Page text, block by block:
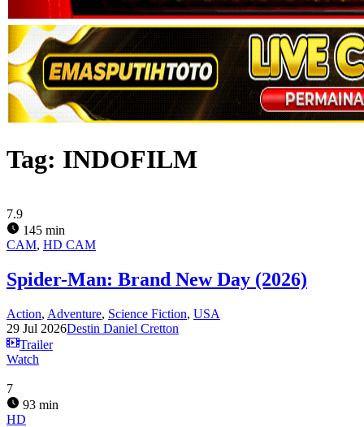
Tag: INDOFILM
7.9
145 min
CAM, HD CAM
Spider-Man: Brand New Day (2026)
Action, Adventure, Science Fiction, USA
29 Jul 2026Destin Daniel Cretton
Trailer
Watch
7
93 min
HD